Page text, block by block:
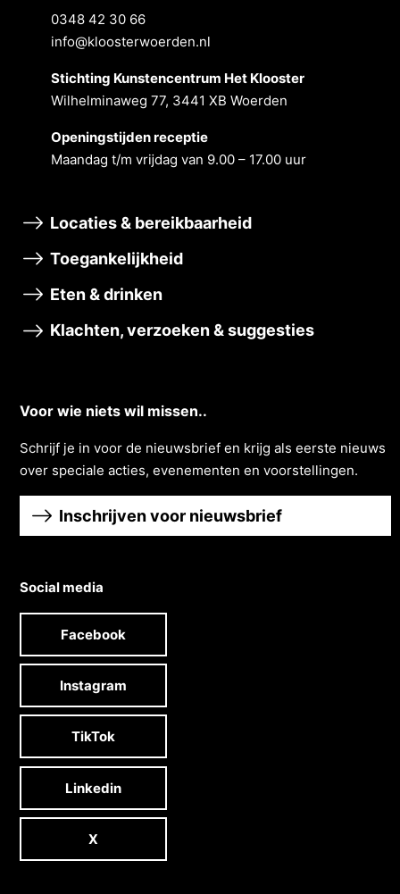
0348 42 30 66
info@kloosterwoerden.nl
Stichting Kunstencentrum Het Klooster
Wilhelminaweg 77, 3441 XB Woerden
Openingstĳden receptie
Maandag t/m vrĳdag van 9.00 – 17.00 uur
Locaties & bereikbaarheid
Toegankelijkheid
Eten & drinken
Klachten, verzoeken & suggesties
Voor wie niets wil missen..
Schrĳf je in voor de nieuwsbrief en krĳg als eerste nieuws
over speciale acties, evenementen en voorstellingen.
Inschrijven voor nieuwsbrief
Social media
Facebook
Instagram
TikTok
Linkedin
X